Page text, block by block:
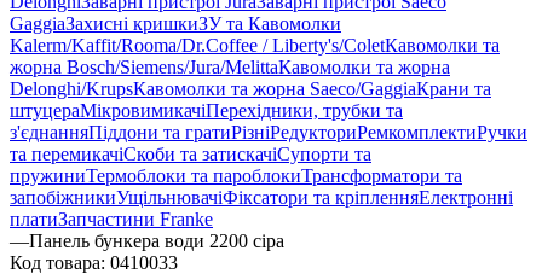
GaggiaЗахисні кришкиЗУ та Кавомолки
Kalerm/Kaffit/Rooma/Dr.Coffee / Liberty's/ColetКавомолки та
жорна Bosch/Siemens/Jura/MelittaКавомолки та жорна
Delonghi/KrupsКавомолки та жорна Saeco/GaggiaКрани та
штуцераМікровимикачіПерехідники, трубки та
з'єднанняПіддони та гратиРізніРедукториРемкомплектиРучки
та перемикачіСкоби та затискачіСупорти та
пружиниТермоблоки та пароблокиТрансформатори та
запобіжникиУщільнювачіФіксатори та кріпленняЕлектронні
платиЗапчастини Franke
—Панель бункера води 2200 сіра
Код товара: 0410033